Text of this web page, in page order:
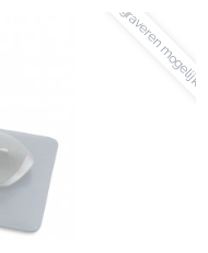
graveren mogelijk